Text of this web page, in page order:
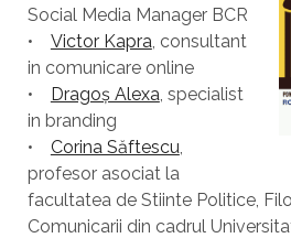
Social Media Manager BCR
• Victor Kapra, consultant
in comunicare online
• Dragoș Alexa, specialist
in branding
• Corina Săftescu,
profesor asociat la
facultatea de Stiinte Politice,
Comunicarii din cadrul